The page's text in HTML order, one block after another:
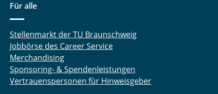
Für alle
Stellenmarkt der TU Braunschweig
Jobbörse des Career Service
Merchandising
Sponsoring- & Spendenleistungen
Vertrauenspersonen für Hinweisgeber